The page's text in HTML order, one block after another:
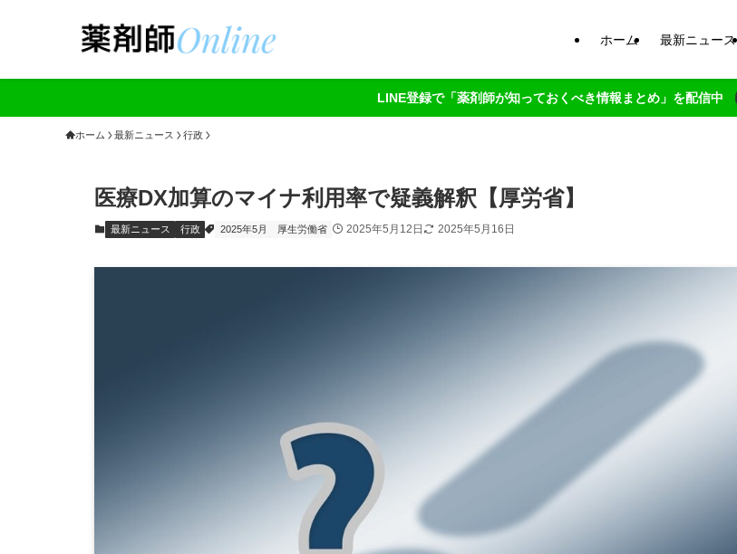
ホーム 最新ニュース
LINE登録で「薬剤師が知っておくべき情報まとめ」を配信中
ホーム 最新ニュース 行政
医療DX加算のマイナ利用率で疑義解釈【厚労省】
最新ニュース 行政 2025年5月 厚生労働省 2025年5月12日 2025年5月16日